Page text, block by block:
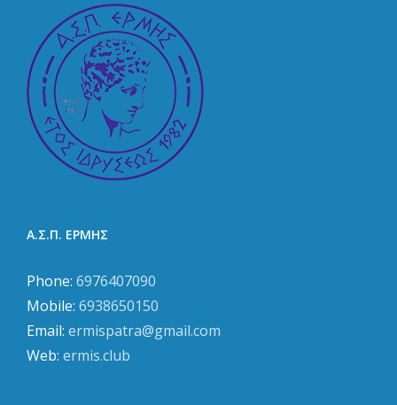
Α.Σ.Π. ΕΡΜΗΣ
Phone: 6976407090
Mobile: 6938650150
Email: ermispatra@gmail.com
Web: ermis.club